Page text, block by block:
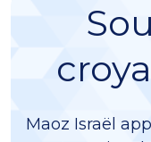
Maoz Israël